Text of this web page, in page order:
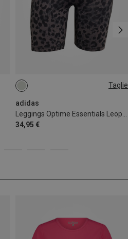
Taglie
adidas
34,95 €
XS